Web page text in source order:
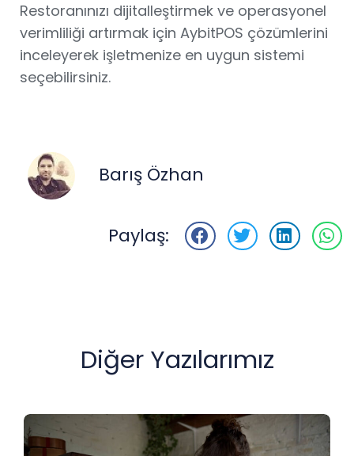
Restoranınızı dijitalleştirmek ve operasyonel
verimliliği artırmak için AybitPOS çözümlerini
inceleyerek işletmenize en uygun sistemi
seçebilirsiniz.
Barış Özhan
Paylaş:
Diğer Yazılarımız